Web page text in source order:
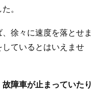
。
徐々に速度を落とせま
ているとはいえませ
障車が止まっていたり